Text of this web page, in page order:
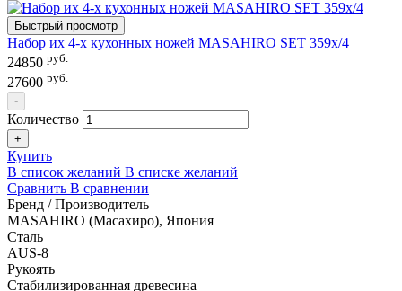
Быстрый просмотр
Набор их 4-х кухонных ножей MASAHIRO SET 359х/4
24850 руб.
27600 руб.
-
Количество
+
Купить
В список желаний В списке желаний
Сравнить В сравнении
Бренд / Производитель
MASAHIRO (Масахиро), Япония
Сталь
AUS-8
Рукоять
Стабилизированная древесина